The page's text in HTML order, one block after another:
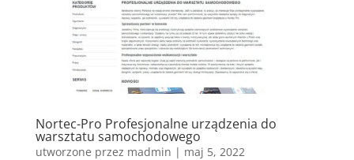
Nortec-Pro Profesjonalne urządzenia do
warsztatu samochodowego
utworzone przez madmin | maj 5, 2022